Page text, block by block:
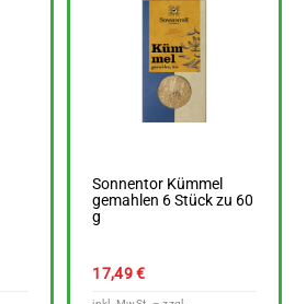
Sonnentor Kümmel
gemahlen 6 Stück zu 60
g
17,49€